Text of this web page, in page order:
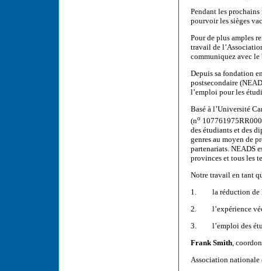
Pendant les
pourvoir les sièges
Pour de plus amples
travail de
communiquez avec
Depuis sa fondation
postsecondaire
l’emploi pour les
Basé à l’Université
(no
des étudiants et des
genres au moyen de
partenariats. NEADS
provinces et tous les
Notre travail en tant
1.
la réduction de
2.
l’expérience
3.
l’emploi des
Frank Smith ,
Association nationale